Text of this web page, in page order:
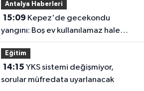
Antalya Haberleri
15:09
yangını: Boş ev kullanılamaz hale
geldi
Eğitim
14:15
sorular müfredata uyarlanacak